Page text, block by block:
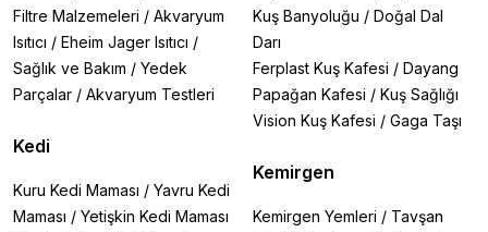
Filtre Malzemeleri / Akvaryum
Isıtıcı / Eheim Jager Isıtıcı /
Sağlık ve Bakım / Yedek
Parçalar / Akvaryum Testleri
Kedi
Kuru Kedi Maması / Yavru Kedi
Maması / Yetişkin Kedi Maması
Kuş Banyoluğu / Doğal Dal
Darı
Ferplast Kuş Kafesi / Dayang
Papağan Kafesi / Kuş Sağlığı
Vision Kuş Kafesi / Gaga Taşı
Kemirgen
Kemirgen Yemleri / Tavşan